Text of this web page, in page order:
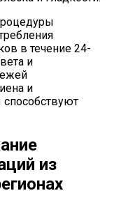
в течение 24-
и
и
из